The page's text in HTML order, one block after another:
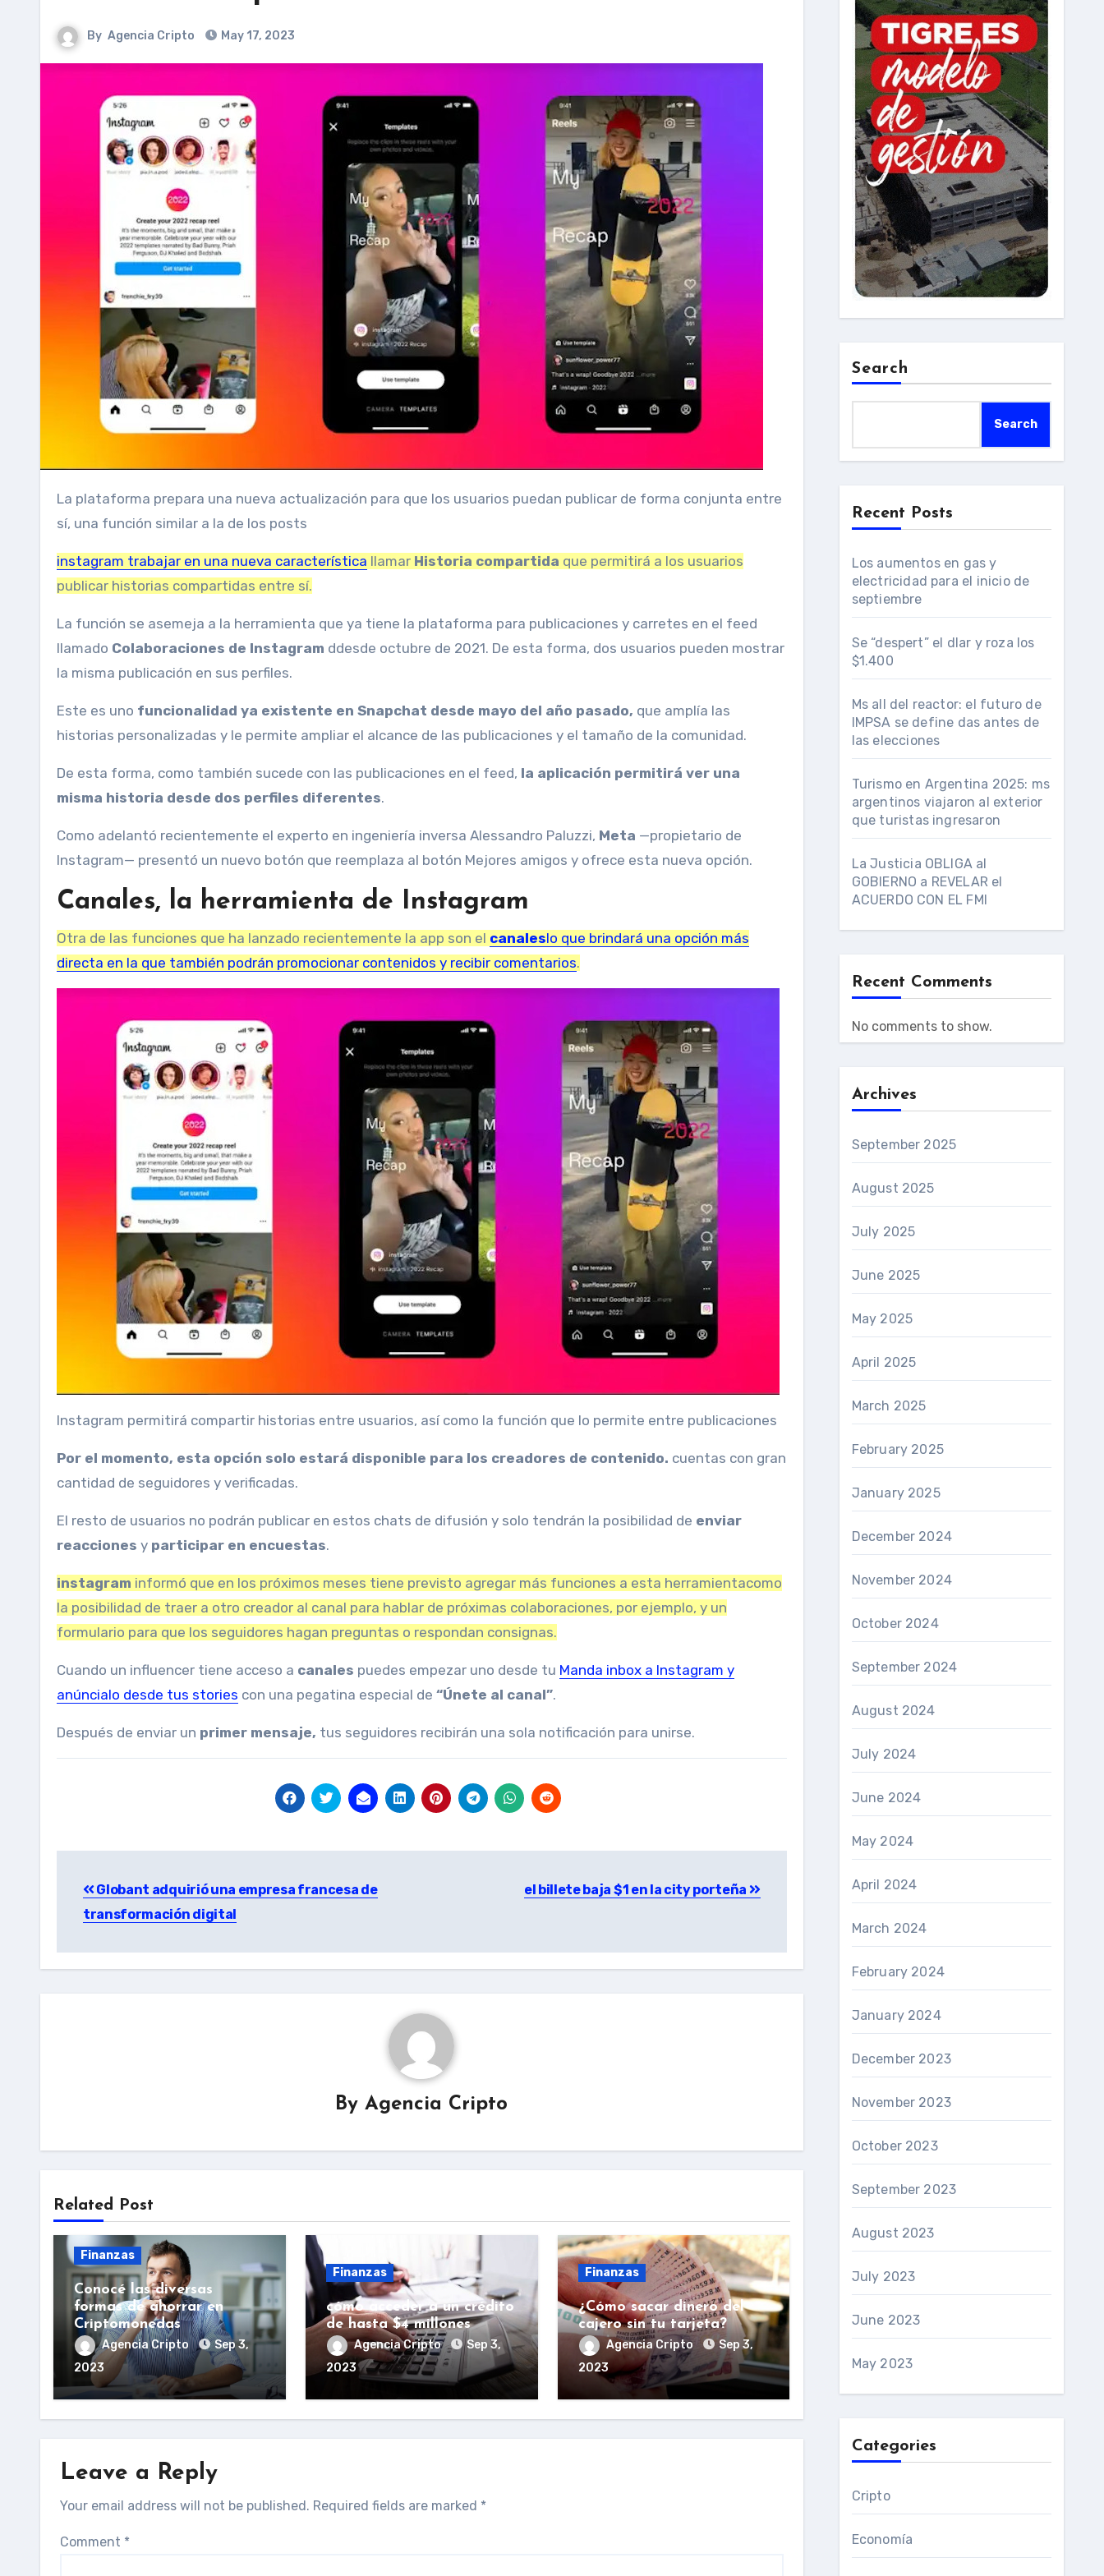
By Agencia Cripto May 17, 2023
La plataforma prepara una nueva actualización para que los usuarios puedan publicar de forma conjunta entre
sí, una función similar a la de los posts
instagram trabajar en una nueva característica llamar Historia compartida que permitirá a los usuarios
publicar historias compartidas entre sí.
La función se asemeja a la herramienta que ya tiene la plataforma para publicaciones y carretes en el feed
llamado Colaboraciones de Instagram ddesde octubre de 2021. De esta forma, dos usuarios pueden mostrar
la misma publicación en sus perfiles.
Este es uno funcionalidad ya existente en Snapchat desde mayo del año pasado, que amplía las
historias personalizadas y le permite ampliar el alcance de las publicaciones y el tamaño de la comunidad.
De esta forma, como también sucede con las publicaciones en el feed, la aplicación permitirá ver una
misma historia desde dos perfiles diferentes.
Como adelantó recientemente el experto en ingeniería inversa Alessandro Paluzzi, Meta —propietario de
Instagram— presentó un nuevo botón que reemplaza al botón Mejores amigos y ofrece esta nueva opción.
Canales, la herramienta de Instagram
Otra de las funciones que ha lanzado recientemente la app son el canaleslo que brindará una opción más
directa en la que también podrán promocionar contenidos y recibir comentarios.
Instagram permitirá compartir historias entre usuarios, así como la función que lo permite entre publicaciones
Por el momento, esta opción solo estará disponible para los creadores de contenido. cuentas con gran
cantidad de seguidores y verificadas.
El resto de usuarios no podrán publicar en estos chats de difusión y solo tendrán la posibilidad de enviar
reacciones y participar en encuestas.
instagram informó que en los próximos meses tiene previsto agregar más funciones a esta herramientacomo
la posibilidad de traer a otro creador al canal para hablar de próximas colaboraciones, por ejemplo, y un
formulario para que los seguidores hagan preguntas o respondan consignas.
Cuando un influencer tiene acceso a canales puedes empezar uno desde tu Manda inbox a Instagram y
anúncialo desde tus stories con una pegatina especial de “Únete al canal”.
Después de enviar un primer mensaje, tus seguidores recibirán una sola notificación para unirse.
navigation
Globant adquirió una empresa francesa de
transformación digital
el billete baja $1 en la city porteña
ByAgencia Cripto
Related Post
Finanzas
Conocé las diversas
formas de ahorrar en
Criptomonedas
Agencia Cripto
Sep 3,
2023
Finanzas
cómo acceder a un crédito
de hasta $4 millones
Agencia Cripto
Sep 3,
2023
Finanzas
¿Cómo sacar dinero del
cajero sin tu tarjeta?
Agencia Cripto
Sep 3,
2023
Leave a Reply
Your email address will not be published. Required fields are marked *
Comment *
Search
Search
Recent Posts
Los aumentos en gas y
electricidad para el inicio de
septiembre
Se “despert” el dlar y roza los
$1.400
Ms all del reactor: el futuro de
IMPSA se define das antes de
las elecciones
Turismo en Argentina 2025: ms
argentinos viajaron al exterior
que turistas ingresaron
La Justicia OBLIGA al
GOBIERNO a REVELAR el
ACUERDO CON EL FMI
Recent Comments
No comments to show.
Archives
September 2025
August 2025
July 2025
June 2025
May 2025
April 2025
March 2025
February 2025
January 2025
December 2024
November 2024
October 2024
September 2024
August 2024
July 2024
June 2024
May 2024
April 2024
March 2024
February 2024
January 2024
December 2023
November 2023
October 2023
September 2023
August 2023
July 2023
June 2023
May 2023
Categories
Cripto
Economía